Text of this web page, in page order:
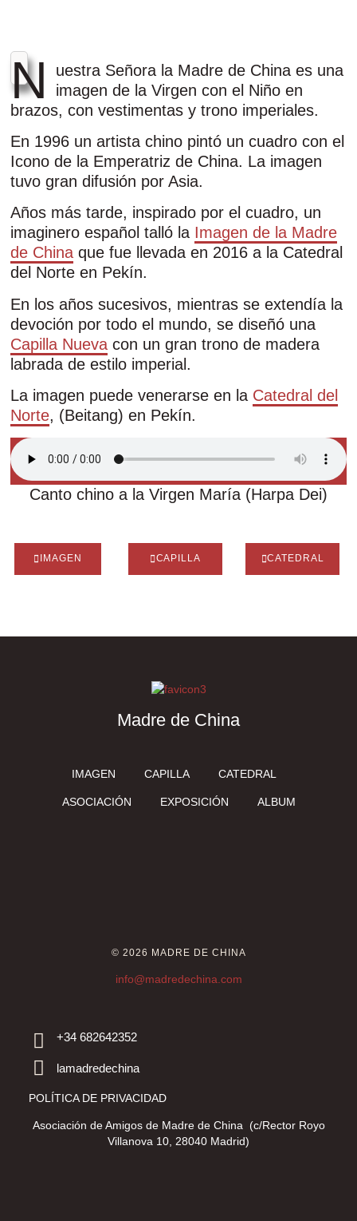
N
uestra Señora la Madre de China es una
imagen de la Virgen con el Niño en
brazos, con vestimentas y trono imperiales.
En 1996 un artista chino pintó un cuadro con el
Icono de la Emperatriz de China. La imagen
tuvo gran difusión por Asia.
Años más tarde, inspirado por el cuadro, un
imaginero español talló la Imagen de la Madre
de China que fue llevada en 2016 a la Catedral
del Norte en Pekín.
En los años sucesivos, mientras se extendía la
devoción por todo el mundo, se diseñó una
Capilla Nueva con un gran trono de madera
labrada de estilo imperial.
La imagen puede venerarse en la Catedral del
Norte, (Beitang) en Pekín.
Canto chino a la Virgen María (Harpa Dei)
IMAGEN CAPILLA CATEDRAL
Madre de China
IMAGEN CAPILLA CATEDRAL
ASOCIACIÓN EXPOSICIÓN ALBUM
© 2026 MADRE DE CHINA
info@madredechina.com
+34 682642352
lamadredechina
POLÍTICA DE PRIVACIDAD
Asociación de Amigos de Madre de China (c/Rector Royo
Villanova 10, 28040 Madrid)